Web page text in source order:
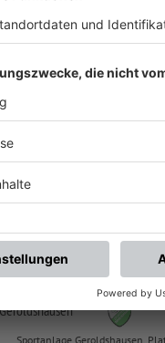
Spiele Letzte
Sportanlage Hettenshausen,
Sportanlage Geroldshausen,